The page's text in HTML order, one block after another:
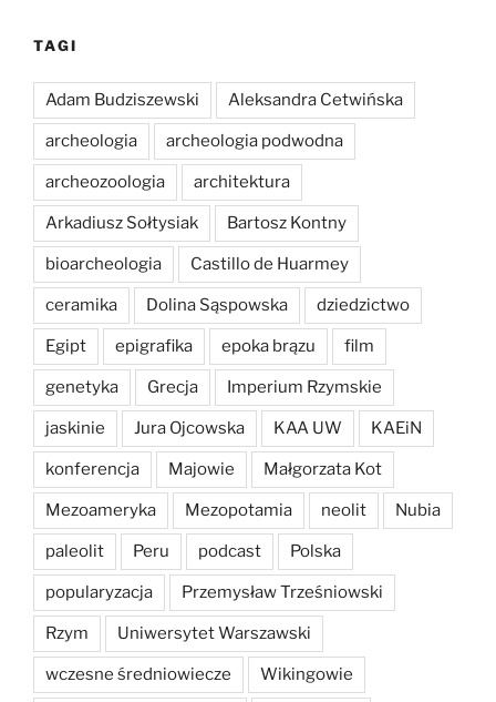
TAGI
Adam Budziszewski Aleksandra Cetwińska
archeologia archeologia podwodna
archeozoologia architektura
Arkadiusz Sołtysiak Bartosz Kontny
bioarcheologia Castillo de Huarmey
ceramika Dolina Sąspowska dziedzictwo
Egipt epigrafika epoka brązu film
genetyka Grecja Imperium Rzymskie
jaskinie Jura Ojcowska KAA UW KAEiN
konferencja Majowie Małgorzata Kot
Mezoameryka Mezopotamia neolit Nubia
paleolit Peru podcast Polska
popularyzacja Przemysław Trześniowski
Rzym Uniwersytet Warszawski
wczesne średniowiecze Wikingowie